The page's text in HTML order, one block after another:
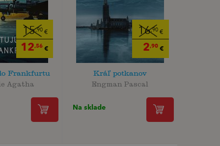
15,90€
12,56€
Frankfurtu
Agatha
16,90 €
2,90 €
Kráľ potkanov
Engman Pascal
Na sklade